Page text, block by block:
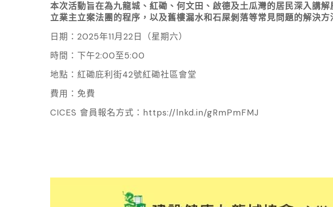
本次活動旨在為九龍城、紅磡、何文田、啟德及土瓜灣的居民深入講
立業主立案法團的程序，以及舊樓漏水和石屎剝落等常見問題的解決
日期：2025年11月22日（星期六）
時間：下午2:00至5:00
地點：紅磡庇利街42號紅磡社區會堂
費用：免費
CICES 會員報名方式：https://lnkd.in/gRmPmFMJ